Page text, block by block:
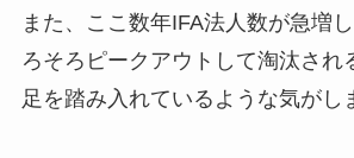
また、ここ数年IFA法人数が急増
ろそろピークアウトして淘汰され
足を踏み入れているような気がし